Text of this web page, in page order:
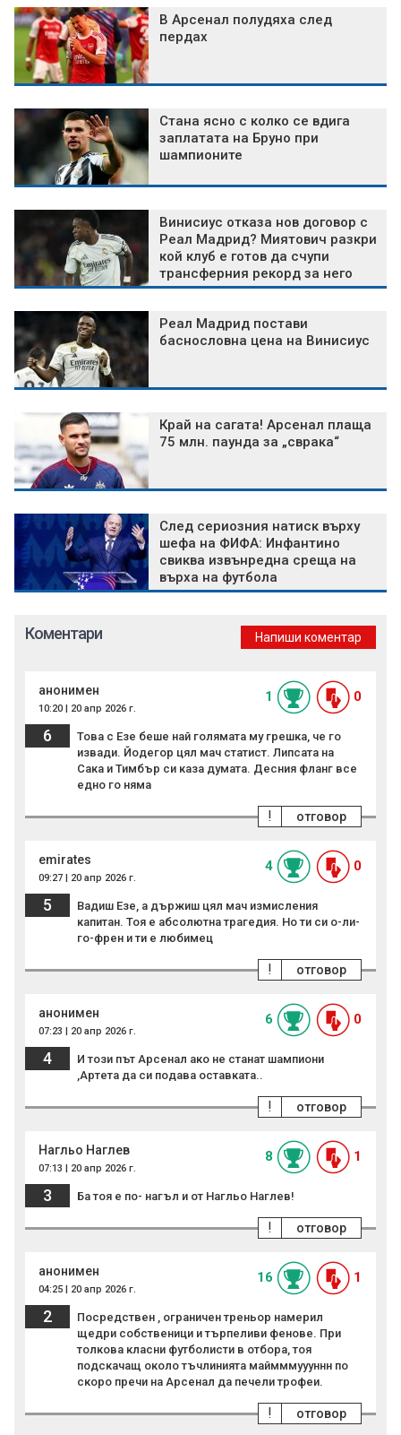
В Арсенал полудяха след
пердах
Стана ясно с колко се вдига
заплатата на Бруно при
шампионите
Винисиус отказа нов договор с
Реал Мадрид? Миятович разкри
кой клуб е готов да счупи
трансферния рекорд за него
Реал Мадрид постави
баснословна цена на Винисиус
Край на сагата! Арсенал плаща
75 млн. паунда за „сврака“
След сериозния натиск върху
шефа на ФИФА: Инфантино
свиква извънредна среща на
върха на футбола
Коментари Напиши коментар
анонимен
10:20 | 20 апр 2026 г.
1 0
6
Това с Езе беше най голямата му грешка, че го
извади. Йодегор цял мач статист. Липсата на
Сака и Тимбър си каза думата. Десния фланг все
едно го няма
отговор
!
emirates
09:27 | 20 апр 2026 г.
4 0
5
Вадиш Езе, а държиш цял мач измисления
капитан. Тоя е абсолютна трагедия. Но ти си о-ли-
го-френ и ти е любимец
отговор
!
анонимен
07:23 | 20 апр 2026 г.
6 0
4
И този път Арсенал ако не станат шампиони
,Артета да си подава оставката..
отговор
!
Нагльо Наглев
07:13 | 20 апр 2026 г.
8 1
3 Ба тоя е по- нагъл и от Нагльо Наглев!
отговор
!
анонимен
04:25 | 20 апр 2026 г.
16 1
2
Посредствен , ограничен треньор намерил
щедри собственици и търпеливи фенове. При
толкова класни футболисти в отбора, тоя
подскачащ около тъчлинията маймммуууннн по
скоро пречи на Арсенал да печели трофеи.
отговор
!